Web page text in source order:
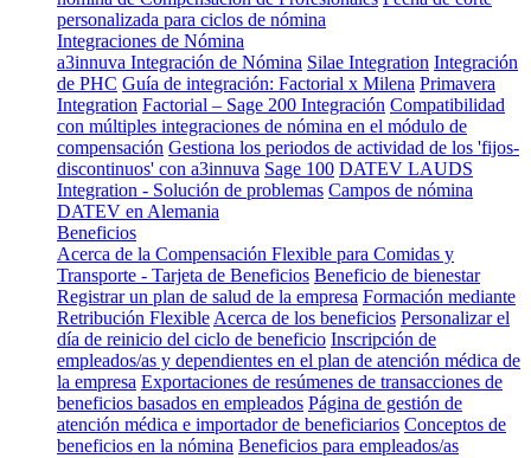
personalizada para ciclos de nómina
Integraciones de Nómina
a3innuva Integración de Nómina Silae Integration Integración
de PHC Guía de integración: Factorial x Milena Primavera
Integration Factorial – Sage 200 Integración Compatibilidad
con múltiples integraciones de nómina en el módulo de
compensación Gestiona los periodos de actividad de los 'fijos-
discontinuos' con a3innuva Sage 100 DATEV LAUDS
Integration - Solución de problemas Campos de nómina
DATEV en Alemania
Beneficios
Acerca de la Compensación Flexible para Comidas y
Transporte - Tarjeta de Beneficios Beneficio de bienestar
Registrar un plan de salud de la empresa Formación mediante
Retribución Flexible Acerca de los beneficios Personalizar el
día de reinicio del ciclo de beneficio Inscripción de
empleados/as y dependientes en el plan de atención médica de
la empresa Exportaciones de resúmenes de transacciones de
beneficios basados en empleados Página de gestión de
atención médica e importador de beneficiarios Conceptos de
beneficios en la nómina Beneficios para empleados/as